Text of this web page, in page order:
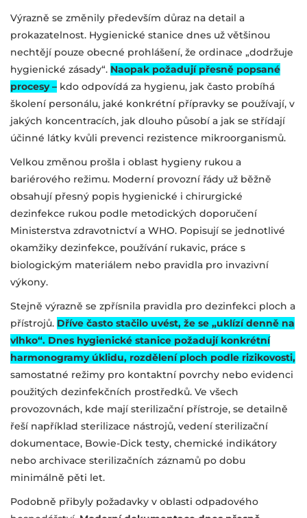
Výrazně se změnily především důraz na detail a
prokazatelnost. Hygienické stanice dnes už většinou
nechtějí pouze obecné prohlášení, že ordinace „dodržuje
hygienické zásady“. Naopak požadují přesně popsané
procesy – kdo odpovídá za hygienu, jak často probíhá
školení personálu, jaké konkrétní přípravky se používají, v
jakých koncentracích, jak dlouho působí a jak se střídají
účinné látky kvůli prevenci rezistence mikroorganismů.
Velkou změnou prošla i oblast hygieny rukou a
bariérového režimu. Moderní provozní řády už běžně
obsahují přesný popis hygienické i chirurgické
dezinfekce rukou podle metodických doporučení
Ministerstva zdravotnictví a WHO. Popisují se jednotlivé
okamžiky dezinfekce, používání rukavic, práce s
biologickým materiálem nebo pravidla pro invazivní
výkony.
Stejně výrazně se zpřísnila pravidla pro dezinfekci ploch a
přístrojů. Dříve často stačilo uvést, že se „uklízí denně na
vlhko“. Dnes hygienické stanice požadují konkrétní
harmonogramy úklidu, rozdělení ploch podle rizikovosti,
samostatné režimy pro kontaktní povrchy nebo evidenci
použitých dezinfekčních prostředků. Ve všech
provozovnách, kde mají sterilizační přístroje, se detailně
řeší například sterilizace nástrojů, vedení sterilizační
dokumentace, Bowie-Dick testy, chemické indikátory
nebo archivace sterilizačních záznamů po dobu
minimálně pěti let.
Podobně přibyly požadavky v oblasti odpadového